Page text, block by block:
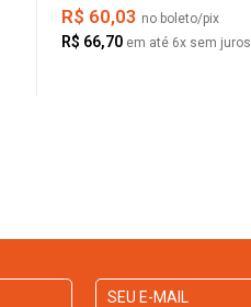
R$ 60,03 no boleto/pix
R$ 66,70 em até 6x sem juros